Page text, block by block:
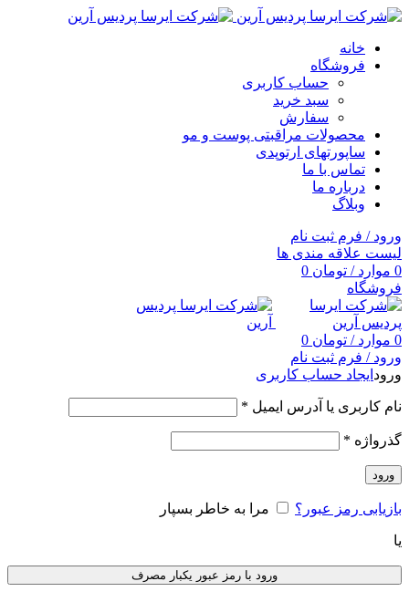
خانه
فروشگاه
حساب کاربری
سبد خرید
سفارش
محصولات مراقبتی پوست و مو
ساپورتهای ارتوپدی
تماس با ما
درباره ما
وبلاگ
ورود / فرم ثبت نام
لیست علاقه مندی ها
0 موارد / تومان
فروشگاه
0 موارد / تومان
ورود / فرم ثبت نام
ورود ایجاد حساب کاربری
نام کاربری یا آدرس ایمیل *
گذرواژه *
ورود
بازیابی رمز عبور؟ مرا به خاطر بسپار
یا
ورود با رمز عبور یکبار مصرف